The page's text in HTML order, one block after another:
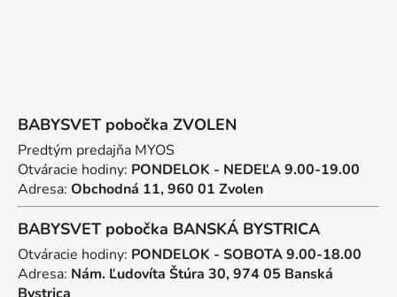
BABYSVET pobočka ZVOLEN
Predtým predajňa MYOS
Otváracie hodiny: PONDELOK - NEDEĽA 9.00-19.00
Adresa: Obchodná 11, 960 01 Zvolen
BABYSVET pobočka BANSKÁ BYSTRICA
Otváracie hodiny: PONDELOK - SOBOTA 9.00-18.00
Adresa: Nám. Ľudovíta Štúra 30, 974 05 Banská